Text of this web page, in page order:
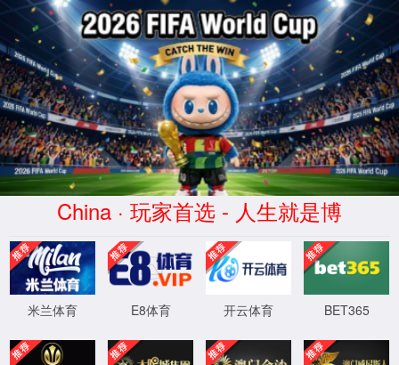
首页 宝马1211游戏
官网入口
学院党建 师资队
在线答辩专题